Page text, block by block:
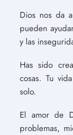
Dios nos da
pueden
y las
Has sido
cosas. Tu
solo.
El amor de
problemas,